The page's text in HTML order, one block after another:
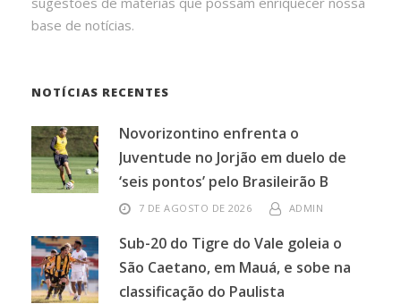
base de notícias.
NOTÍCIAS RECENTES
Novorizontino enfrenta o
Juventude no Jorjão em duelo de
‘seis pontos’ pelo Brasileirão B
7 DE AGOSTO DE 2026 ADMIN
Sub-20 do Tigre do Vale goleia o
São Caetano, em Mauá, e sobe na
classificação do Paulista